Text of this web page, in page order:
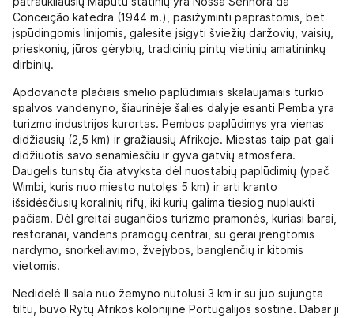
Conceição katedra (1944 m.), pasižyminti paprastomis, bet
įspūdingomis linijomis, galėsite įsigyti šviežių daržovių, vaisių,
prieskonių, jūros gėrybių, tradicinių pintų vietinių amatininkų
dirbinių.
Apdovanota plačiais smėlio paplūdimiais skalaujamais turkio
spalvos vandenyno, šiaurinėje šalies dalyje esanti Pemba yra
turizmo industrijos kurortas. Pembos paplūdimys yra vienas
didžiausių (2,5 km) ir gražiausių Afrikoje. Miestas taip pat gali
didžiuotis savo senamiesčiu ir gyva gatvių atmosfera.
Daugelis turistų čia atvyksta dėl nuostabių paplūdimių (ypač
Wimbi, kuris nuo miesto nutolęs 5 km) ir arti kranto
išsidėsčiusių koralinių rifų, iki kurių galima tiesiog nuplaukti
pačiam. Dėl greitai augančios turizmo pramonės, kuriasi barai,
restoranai, vandens pramogų centrai, su gerai įrengtomis
nardymo, snorkeliavimo, žvejybos, banglenčių ir kitomis
vietomis.
Nedidelė Il sala nuo žemyno nutolusi 3 km ir su juo sujungta
tiltu, buvo Rytų Afrikos kolonijinė Portugalijos sostinė. Dabar ji